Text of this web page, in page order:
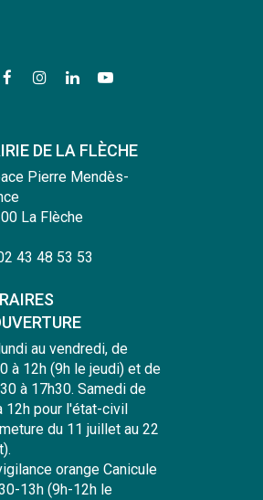
Lien
compte
Lien
compte
Lien
compte
chaîne
DE LA FLÈCHE
Pierre Mendès-
La Flèche
43 48 53 53
au vendredi, de
à 12h (9h le jeudi) et de
à 17h30. Samedi de
12h pour l'état-civil
du 11 juillet au 22
orange Canicule
13h (9h-12h le